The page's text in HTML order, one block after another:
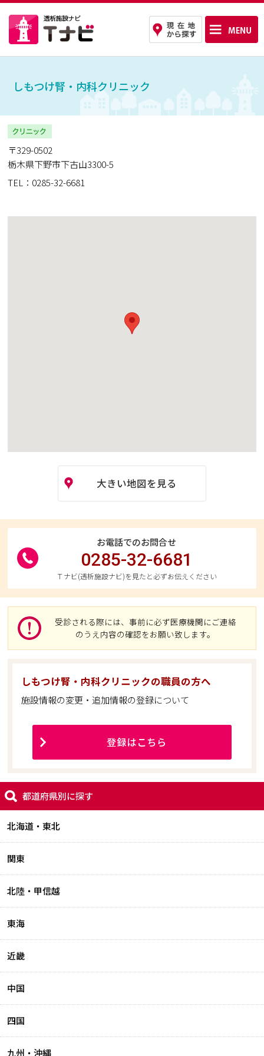
しもつけ腎・内科クリニック
〒329-0502
栃木県下野市下古山3300-5
TEL：0285-32-6681
大きい地図を見る
お電話でのお問合せ
0285-32-6681
Ｔナビ(透析施設ナビ)を見たと必ずお伝えください
受診される際には、事前に必ず医療機関にご連絡
のうえ内容の確認をお願い致します。
しもつけ腎・内科クリニックの職員の方へ
施設情報の変更・追加情報の登録について
登録はこちら
都道府県別に探す
北海道・東北
関東
北陸・甲信越
東海
近畿
中国
四国
九州・沖縄